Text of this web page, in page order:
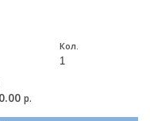
Кол.
1
р.